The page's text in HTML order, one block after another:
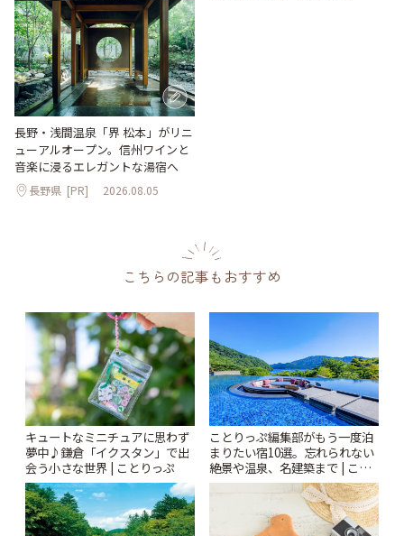
長野・浅間温泉「界 松本」がリニ
ューアルオープン。信州ワインと
音楽に浸るエレガントな湯宿へ
長野県 [PR] 2026.08.05
こちらの記事もおすすめ
キュートなミニチュアに思わず
夢中♪鎌倉「イクスタン」で出
会う小さな世界 | ことりっぷ
ことりっぷ編集部がもう一度泊
まりたい宿10選。忘れられない
絶景や温泉、名建築まで | こと
りっぷ